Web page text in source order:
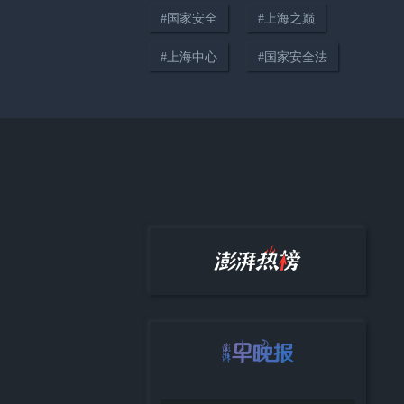
00:29
# 国家安全 #上海之巅
#上海中心 # 国家安全法